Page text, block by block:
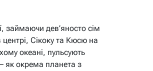
займаючи дев’яносто сім
центрі, Сікоку та Кюсю на
океані, пульсують
як окрема планета з